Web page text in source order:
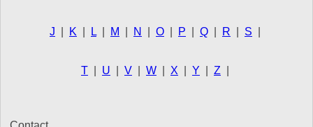
J K L M N O P Q R S
T U V W X Y Z